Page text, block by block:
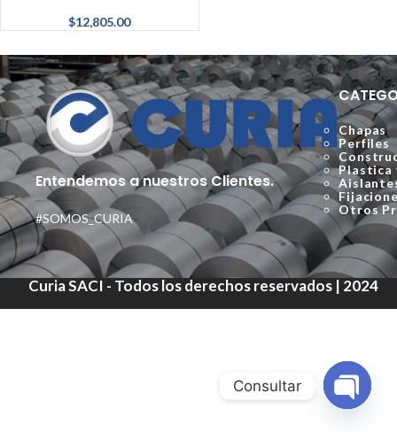
$12,805.00
Entendemos a nuestros Clientes.
#SOMOS_CURIA
Chapas
Perfiles
Plastica
Otros
Curia SACI - Todos los derechos reservados | 2024
Consultar